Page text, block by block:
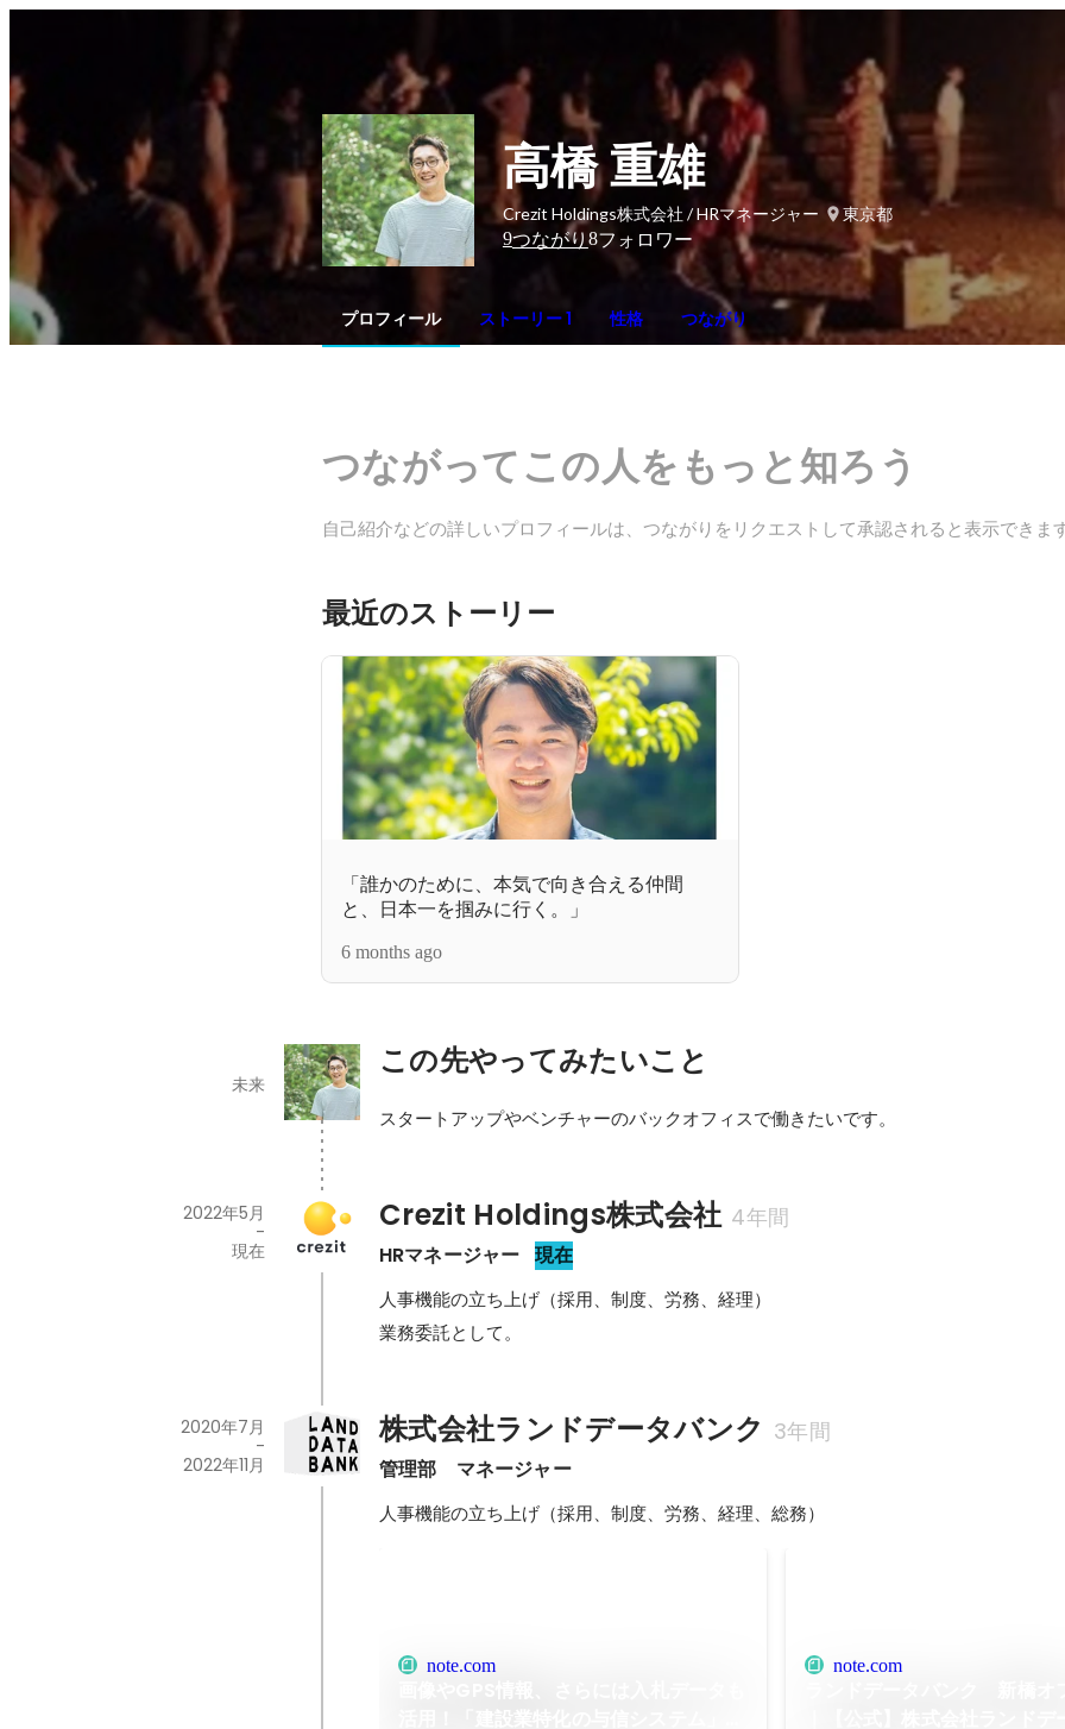
高橋 重雄
Crezit Holdings株式会社 / HRマネージャー
東京都
9つながり 8フォロワー
プロフィール ストーリー 1 性格 つながり
つながってこの人をもっと知ろう
自己紹介などの詳しいプロフィールは、つながりをリクエストして承認されると表示できま
最近のストーリー
「誰かのために、本気で向き合える仲間
と、日本一を掴みに行く。」
6 months ago
この先やってみたいこと
未来
スタートアップやベンチャーのバックオフィスで働きたいです。
Crezit Holdings株式会社 4年間
HRマネージャー 現在
2022年5月
-
現在
人事機能の立ち上げ（採用、制度、労務、経理）
業務委託として。
株式会社ランドデータバンク 3年間
管理部　マネージャー
2020年7月
-
2022年11月
人事機能の立ち上げ（採用、制度、労務、経理、総務）
note.com note.com